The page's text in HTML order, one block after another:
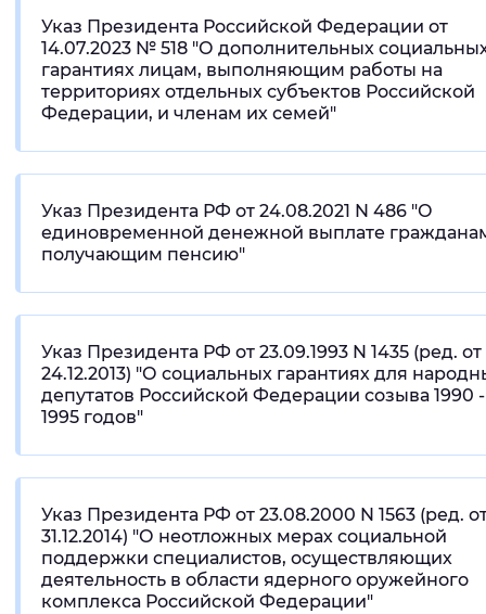
Указ Президента Российской Федерации от
14.07.2023 № 518 "О дополнительных
гарантиях лицам, выполняющим работы на
территориях отдельных субъектов Российской
Федерации, и членам их семей"
Указ Президента РФ от 24.08.2021 N 486 "О
единовременной денежной выплате
получающим пенсию"
Указ Президента РФ от 23.09.1993 N 1435 (ред. от
24.12.2013) "О социальных гарантиях для
депутатов Российской Федерации созыва 1990 -
1995 годов"
Указ Президента РФ от 23.08.2000 N 1563 (ред.
31.12.2014) "О неотложных мерах социальной
поддержки специалистов, осуществляющих
деятельность в области ядерного оружейного
комплекса Российской Федерации"